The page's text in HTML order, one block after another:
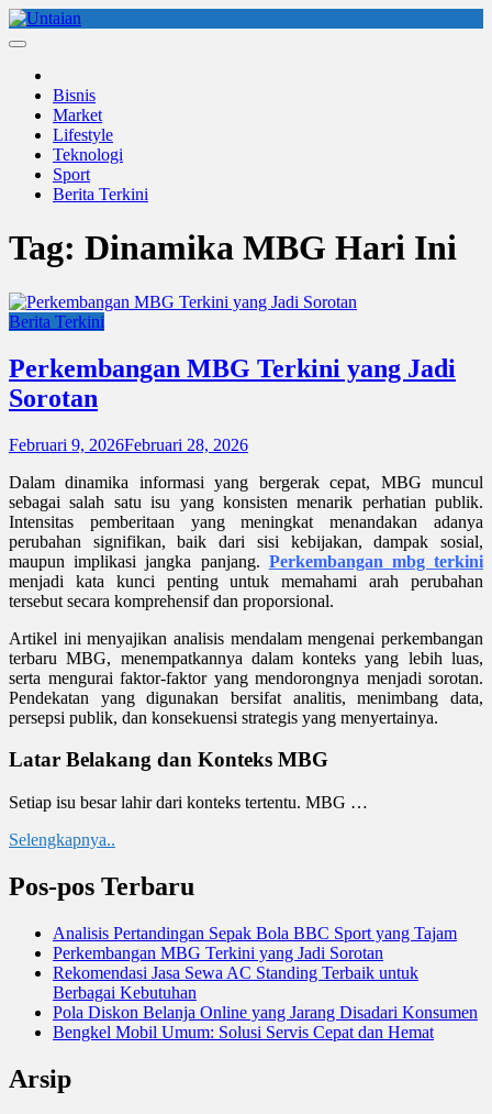
Skip
to
Bisnis
Market
Lifestyle
Teknologi
Sport
Berita Terkini
Tag: Dinamika MBG Hari Ini
Berita Terkini
Perkembangan MBG Terkini yang Jadi
Sorotan
Februari 9, 2026Februari 28, 2026
Dalam dinamika informasi yang bergerak cepat, MBG muncul
sebagai salah satu isu yang konsisten menarik perhatian publik.
Intensitas pemberitaan yang meningkat menandakan adanya
perubahan signifikan, baik dari sisi kebijakan, dampak sosial,
maupun implikasi jangka panjang. Perkembangan mbg terkini
menjadi kata kunci penting untuk memahami arah perubahan
tersebut secara komprehensif dan proporsional.
Artikel ini menyajikan analisis mendalam mengenai perkembangan
terbaru MBG, menempatkannya dalam konteks yang lebih luas,
serta mengurai faktor-faktor yang mendorongnya menjadi sorotan.
Pendekatan yang digunakan bersifat analitis, menimbang data,
persepsi publik, dan konsekuensi strategis yang menyertainya.
Latar Belakang dan Konteks MBG
Setiap isu besar lahir dari konteks tertentu. MBG …
Selengkapnya..
Pos-pos Terbaru
Analisis Pertandingan Sepak Bola BBC Sport yang Tajam
Perkembangan MBG Terkini yang Jadi Sorotan
Rekomendasi Jasa Sewa AC Standing Terbaik untuk
Berbagai Kebutuhan
Pola Diskon Belanja Online yang Jarang Disadari Konsumen
Bengkel Mobil Umum: Solusi Servis Cepat dan Hemat
Arsip